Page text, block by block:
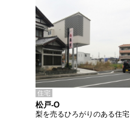
住宅
松戸-O
梨を売るひろがりのある住宅